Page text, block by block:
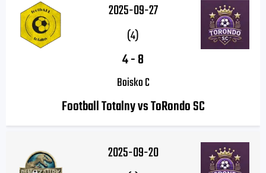
2025-09-27
(4)
4-8
Boisko C
Football Totalny vs ToRondo SC
2025-09-20